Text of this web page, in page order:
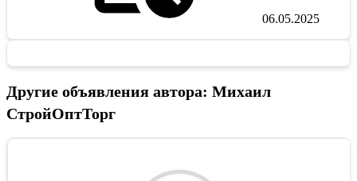
06.05.2025
Другие объявления автора: Михаил
СтройОптТорг